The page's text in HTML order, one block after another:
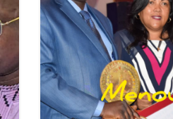
MENOUA VISION